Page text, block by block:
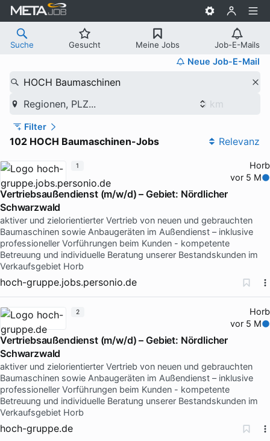
Suche Gesucht Meine Jobs Job-E-Mails
Neue Job-E-Mail
HOCH Baumaschinen
Regionen, PLZ...
Filter
102 HOCH Baumaschinen-Jobs Relevanz
Horb
vor 5 M
Vertriebsaußendienst (m/w/d) – Gebiet: Nördlicher
Schwarzwald
aktiver und zielorientierter Vertrieb von neuen und gebrauchten
Baumaschinen sowie Anbaugeräten im Außendienst – inklusive
professioneller Vorführungen beim Kunden - kompetente
Betreuung und individuelle Beratung unserer Bestandskunden im
Verkaufsgebiet Horb
hoch-gruppe.jobs.personio.de
1
Horb
vor 5 M
Vertriebsaußendienst (m/w/d) – Gebiet: Nördlicher
Schwarzwald
aktiver und zielorientierter Vertrieb von neuen und gebrauchten
Baumaschinen sowie Anbaugeräten im Außendienst – inklusive
professioneller Vorführungen beim Kunden - kompetente
Betreuung und individuelle Beratung unserer Bestandskunden im
Verkaufsgebiet Horb
hoch-gruppe.de
2